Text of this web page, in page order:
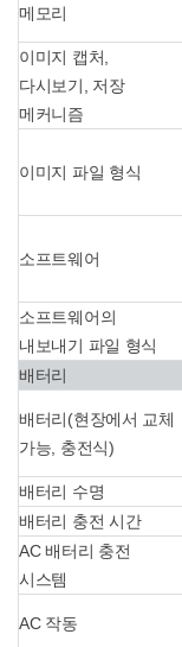
메모리
이미지 캡처,
다시보기, 저장
메커니즘
이미지 파일 형식
소프트웨어
소프트웨어의
내보내기 파일 형식
배터리
배터리(현장에서 교체
가능, 충전식)
배터리 수명
배터리 충전 시간
AC 배터리 충전
시스템
AC 작동